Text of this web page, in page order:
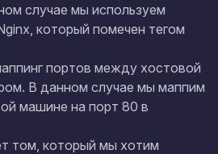
случае мы используем
который помечен тегом
портов между хостовой
В данном случае мы маппим
машине на порт 80 в
том, который мы хотим